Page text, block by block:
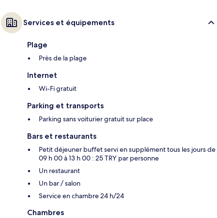
Services et équipements
Plage
Près de la plage
Internet
Wi-Fi gratuit
Parking et transports
Parking sans voiturier gratuit sur place
Bars et restaurants
Petit déjeuner buffet servi en supplément tous les jours de
09 h 00 à 13 h 00 : 25 TRY par personne
Un restaurant
Un bar / salon
Service en chambre 24 h/24
Chambres